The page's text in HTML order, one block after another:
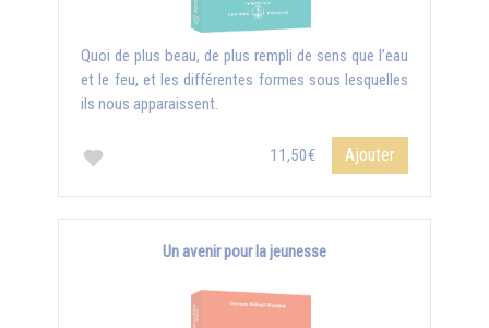
Quoi de plus beau, de plus rempli de sens que l’eau
et le feu, et les différentes formes sous lesquelles
ils nous apparaissent.
11,50€ Ajouter
Un avenir pour la jeunesse